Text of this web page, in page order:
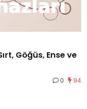
Göğüs, Ense ve
0 94